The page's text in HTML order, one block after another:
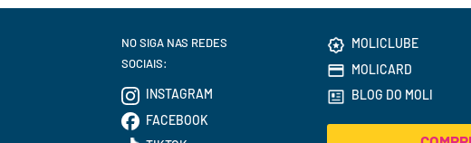
NO SIGA NAS REDES
SOCIAIS:
INSTAGRAM
FACEBOOK
MOLICLUBE
MOLICARD
BLOG DO MOLI